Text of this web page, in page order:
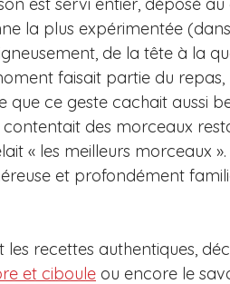
la plus expérimentée
de la tête à la
faisait partie du
que ce geste cachait aussi
des morceaux
« les meilleurs morceaux
et profondément
les recettes authentiques,
et ciboule ou encore le